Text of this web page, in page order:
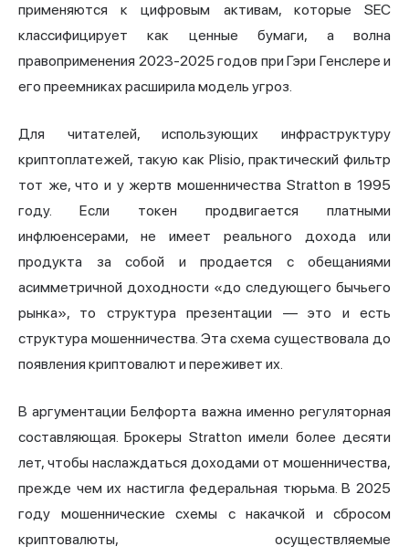
применяются к цифровым активам, которые SEC
классифицирует как ценные бумаги, а волна
правоприменения 2023-2025 годов при Гэри Генслере и
его преемниках расширила модель угроз.
Для читателей, использующих инфраструктуру
криптоплатежей, такую как Plisio, практический фильтр
тот же, что и у жертв мошенничества Stratton в 1995
году. Если токен продвигается платными
инфлюенсерами, не имеет реального дохода или
продукта за собой и продается с обещаниями
асимметричной доходности «до следующего бычьего
рынка», то структура презентации — это и есть
структура мошенничества. Эта схема существовала до
появления криптовалют и переживет их.
В аргументации Белфорта важна именно регуляторная
составляющая. Брокеры Stratton имели более десяти
лет, чтобы наслаждаться доходами от мошенничества,
прежде чем их настигла федеральная тюрьма. В 2025
году мошеннические схемы с накачкой и сбросом
криптовалюты, осуществляемые